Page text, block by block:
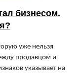
бизнесом.
уже нельзя
продавцом и
указывает на